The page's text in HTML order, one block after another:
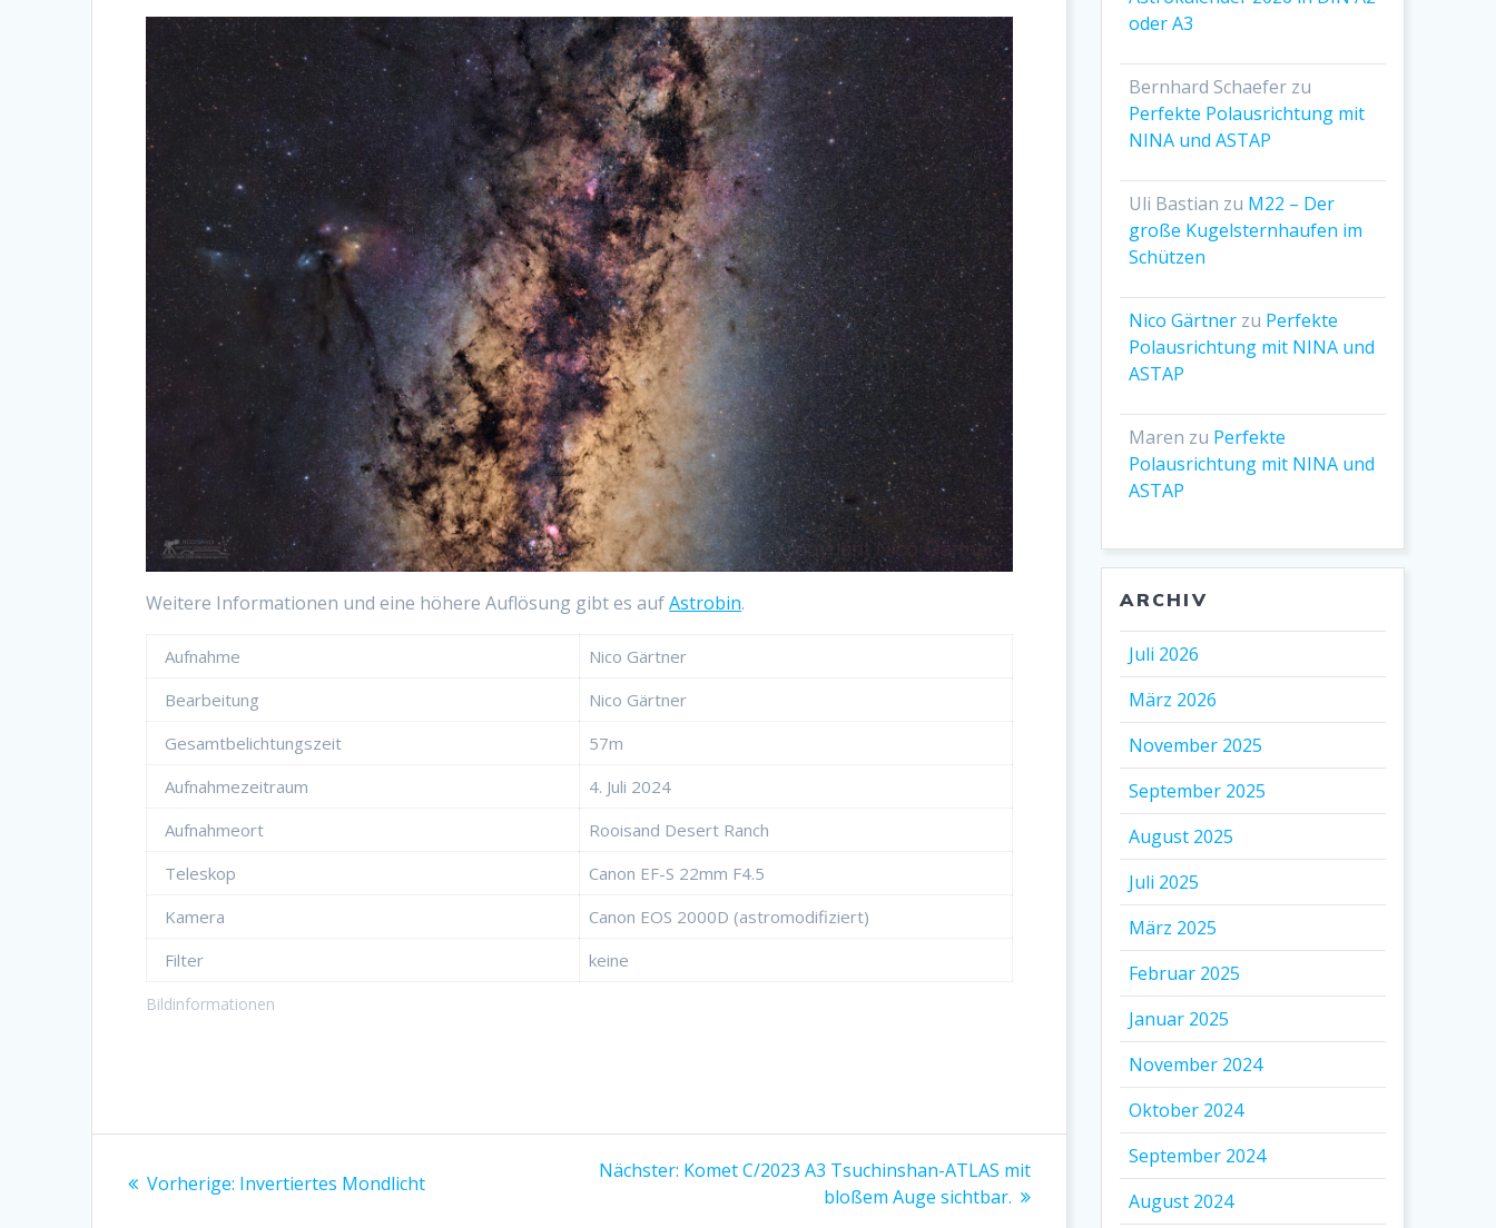
Weitere Informationen und eine höhere Auflösung gibt es aufAstrobin.
Aufnahme
Nico Gärtner
Bearbeitung
Nico Gärtner
Gesamtbelichtungszeit
57m
Aufnahmezeitraum
4. Juli 2024
Aufnahmeort
Rooisand Desert Ranch
Teleskop
Canon EF-S 22mm F4.5
Kamera
Canon EOS 2000D (astromodifiziert)
Filter
keine
Bildinformationen
Vorherige: Vorheriger
Invertiertes Mondlicht
Nächster: Nächster
Komet C/2023 A3 Tsuchinshan-ATLAS mit
bloßem Auge sichtbar.
oder A3
Bernhard Schaefer zu
Perfekte Polausrichtung mit
NINA und ASTAP
Uli Bastian zu M22 – Der
große Kugelsternhaufen im
Schützen
Nico Gärtner zu Perfekte
Polausrichtung mit NINA und
ASTAP
Maren zu Perfekte
Polausrichtung mit NINA und
ASTAP
ARCHIV
Juli 2026
März 2026
November 2025
September 2025
August 2025
Juli 2025
März 2025
Februar 2025
Januar 2025
November 2024
Oktober 2024
September 2024
August 2024